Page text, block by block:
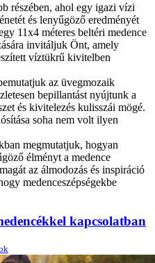
részében, ahol egy igazi vízi
és lenyűgöző eredményét
11x4 méteres beltéri medence
invitáljuk Önt, amely
víztükrű kivitelben
az üvegmozaik
bepillantást nyújtunk a
és kivitelezés kulisszái mögé.
soha nem volt ilyen
megmutatjuk, hogyan
élményt a medence
az álmodozás és inspiráció
medenceszépségekbe
kapcsolatban